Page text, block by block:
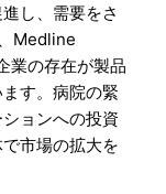
し、需要をさ
Medline
業の存在が製品
す。病院の緊
ョンへの投資
市場の拡大を